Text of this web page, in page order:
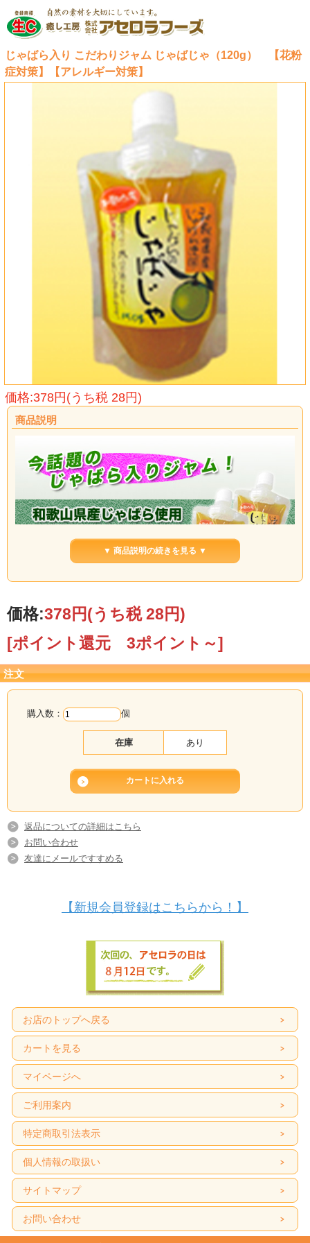
TOP > 紀州特産 こだわりジャム > じゃばら入 じゃばらジャム
6位
じゃばら入り こだわりジャム じゃばじゃ（120g） 【花粉
症対策】【アレルギー対策】
価格:378円(うち税 28円)
商品説明
じゃばら入り こだわりジャム じゃばじゃ（150g）【花粉症対策】【アレルギ
非常に強い抗酸化能力が認められている天然成分「柑橘フラボノイド、ナルリチ
花粉症などの炎症を抑えるだけでなく、活性酸素などによる体内の酸化ストレス
の軽減も期待できると言われています。
普段では摂取しにくい皮に含まれる良い成分も、ジャムにすることによって美味
しく摂取して頂けます。
更に、レシチン・イソフラボンが豊富な大豆をジャム加えることで食べやすく、
優しいお味に仕上げました。
お湯などに溶かしてドリンクとしてもお楽しみ頂けます！
※保存料、着色料を使用していませんので 変色する場合がありますが、品質には
変わりはありません。
▼ 商品説明の続きを見る ▼
価格:378円(うち税 28円)
[ポイント還元 3ポイント～]
注文
購入数： 個
在庫 あり
返品についての詳細はこちら
お問い合わせ
友達にメールですすめる
【新規会員登録はこちらから！】
お店のトップへ戻る
カートを見る
マイページへ
ご利用案内
特定商取引法表示
個人情報の取扱い
サイトマップ
お問い合わせ